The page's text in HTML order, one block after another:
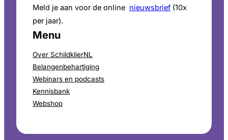
Meld je aan voor de online nieuwsbrief (10x
per jaar).
Menu
Over SchildklierNL
Belangenbehartiging
Webinars en podcasts
Kennisbank
Webshop